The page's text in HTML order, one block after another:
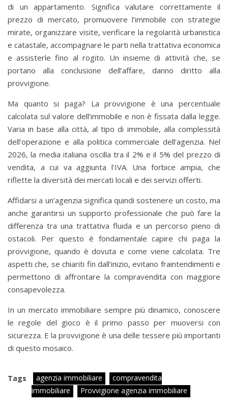
di un appartamento. Significa valutare correttamente il
prezzo di mercato, promuovere l’immobile con strategie
mirate, organizzare visite, verificare la regolarità urbanistica
e catastale, accompagnare le parti nella trattativa economica
e assisterle fino al rogito. Un insieme di attività che, se
portano alla conclusione dell’affare, danno diritto alla
provvigione.
Ma quanto si paga? La provvigione è una percentuale
calcolata sul valore dell’immobile e non è fissata dalla legge.
Varia in base alla città, al tipo di immobile, alla complessità
dell’operazione e alla politica commerciale dell’agenzia. Nel
2026, la media italiana oscilla tra il 2% e il 5% del prezzo di
vendita, a cui va aggiunta l’IVA. Una forbice ampia, che
riflette la diversità dei mercati locali e dei servizi offerti.
Affidarsi a un’agenzia significa quindi sostenere un costo, ma
anche garantirsi un supporto professionale che può fare la
differenza tra una trattativa fluida e un percorso pieno di
ostacoli. Per questo è fondamentale capire chi paga la
provvigione, quando è dovuta e come viene calcolata. Tre
aspetti che, se chiariti fin dall’inizio, evitano fraintendimenti e
permettono di affrontare la compravendita con maggiore
consapevolezza.
In un mercato immobiliare sempre più dinamico, conoscere
le regole del gioco è il primo passo per muoversi con
sicurezza. E la provvigione è una delle tessere più importanti
di questo mosaico.
Tags agenzia immobiliare
compravendita
immobiliare
Provvigione agenzia immobiliare